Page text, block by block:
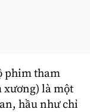
phim tham
xương) là một
hầu như chỉ